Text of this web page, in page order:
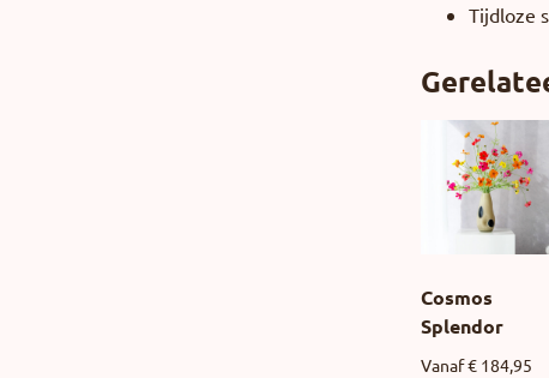
Tijdloze
Cosmos
Splendor
Vanaf€ 184,95